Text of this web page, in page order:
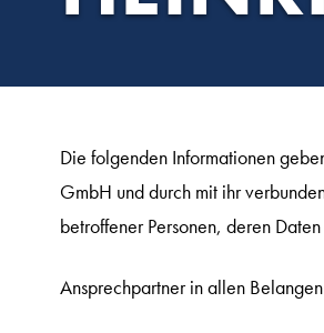
Die folgenden Informationen
GmbH und durch mit ihr
betroffener Personen, deren
Ansprechpartner in allen